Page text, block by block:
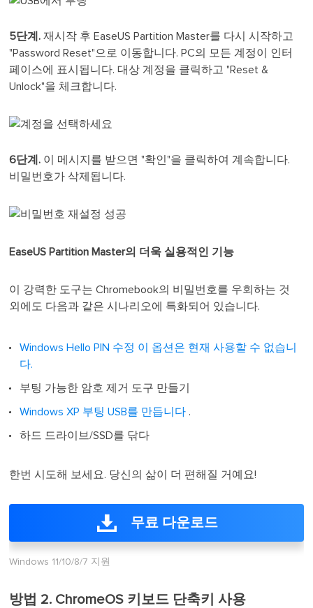
5단계. 재시작 후 EaseUS Partition Master를 다시 시작하고
"Password Reset"으로 이동합니다. PC의 모든 계정이 인터
페이스에 표시됩니다. 대상 계정을 클릭하고 "Reset &
Unlock"을 체크합니다.
6단계. 이 메시지를 받으면 "확인"을 클릭하여 계속합니다.
비밀번호가 삭제됩니다.
EaseUS Partition Master의 더욱 실용적인 기능
이 강력한 도구는 Chromebook의 비밀번호를 우회하는 것
외에도 다음과 같은 시나리오에 특화되어 있습니다.
Windows Hello PIN 수정 이 옵션은 현재 사용할 수 없습니
다.
부팅 가능한 암호 제거 도구 만들기
Windows XP 부팅 USB를 만듭니다 .
하드 드라이브/SSD를 닦다
한번 시도해 보세요. 당신의 삶이 더 편해질 거예요!
무료 다운로드
Windows 11/10/8/7 지원
방법 2. ChromeOS 키보드 단축키 사용